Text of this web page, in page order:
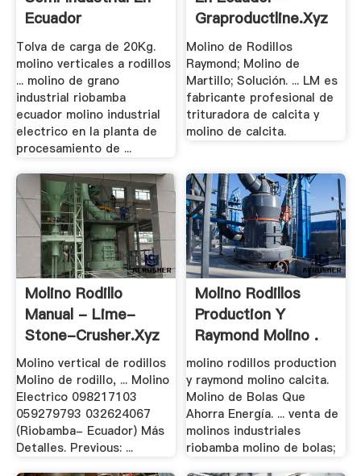
Ecuador
Tolva de carga de 20Kg.
molino verticales a rodillos
... molino de grano
industrial riobamba
ecuador molino industrial
electrico en la planta de
procesamiento de ...
Graproductline.xyz
Molino de Rodillos
Raymond; Molino de
Martillo; Solución. ... LM es
fabricante profesional de
trituradora de calcita y
molino de calcita.
Molino Rodillo
Manual - Lime-
Stone-Crusher.xyz
Molino vertical de rodillos
Molino de rodillo, ... Molino
Electrico 098217103
059279793 032624067
(Riobamba- Ecuador) Más
Detalles. Previous: ...
Molino Rodillos
Production Y
Raymond Molino .
molino rodillos production
y raymond molino calcita.
Molino de Bolas Que
Ahorra Energía. ... venta de
molinos industriales
riobamba molino de bolas;